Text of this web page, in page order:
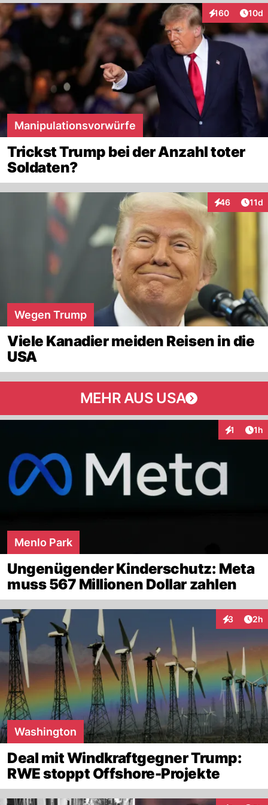
160
Interaktionen
10d
Manipulationsvorwürfe
Trickst Trump bei der Anzahl toter
Soldaten?
46
Interaktionen
11d
Wegen Trump
Viele Kanadier meiden Reisen in die
USA
MEHR AUS USA
1 1h
Menlo Park
Ungenügender Kinderschutz: Meta
muss 567 Millionen Dollar zahlen
3 2h
Washington
Deal mit Windkraftgegner Trump:
RWE stoppt Offshore-Projekte